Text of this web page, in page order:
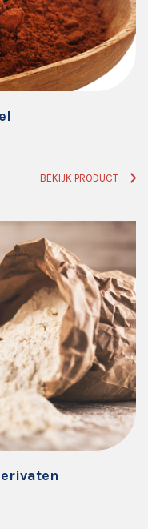
BEKIJK PRODUCT